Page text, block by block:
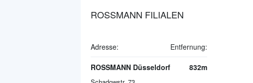
ROSSMANN FILIALEN
Adresse: Entfernung:
ROSSMANN Düsseldorf 832m